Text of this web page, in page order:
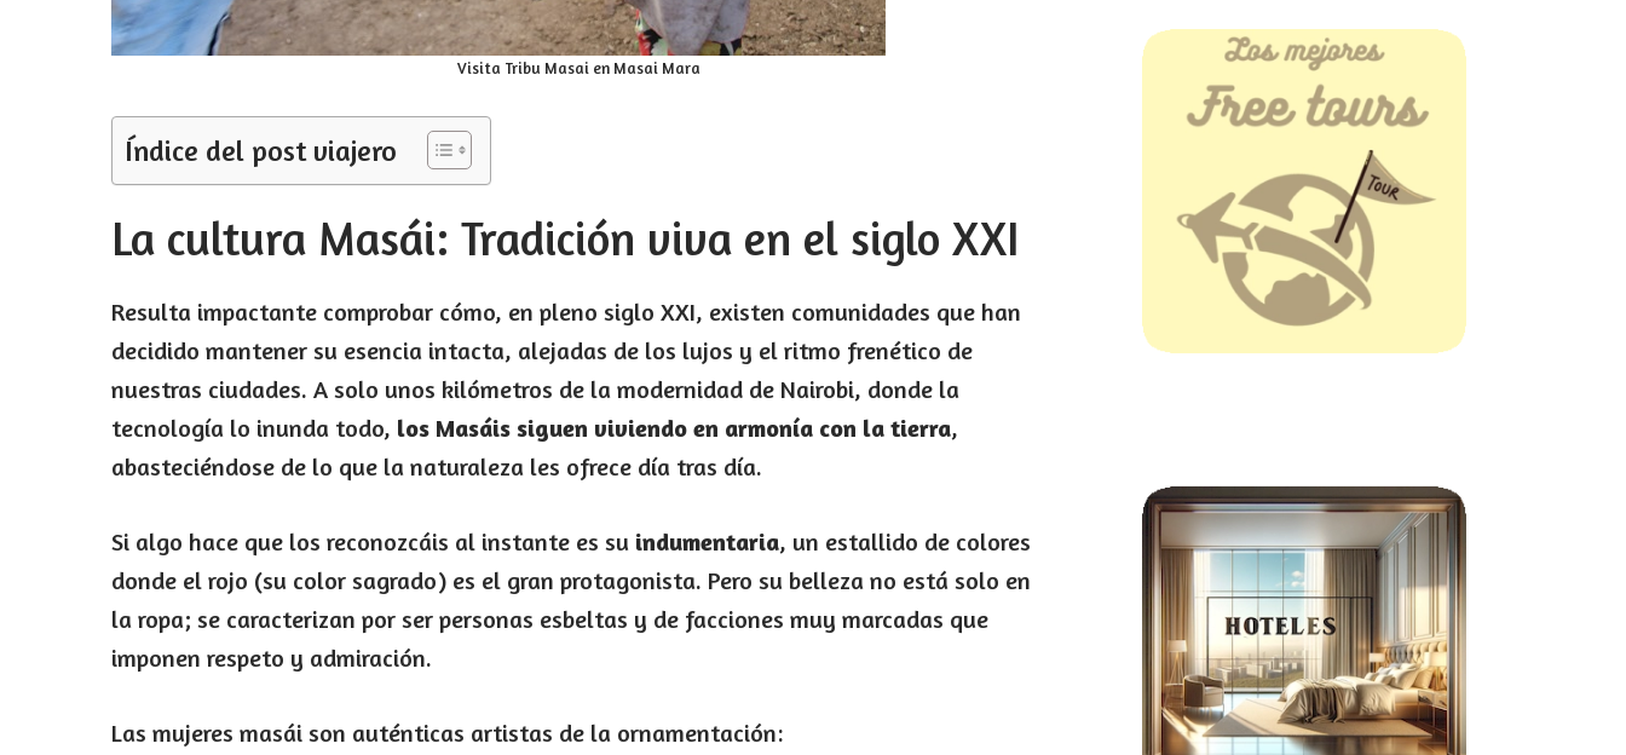
Visita Tribu Masai en Masai Mara
Índice del post viajero
La cultura Masái: Tradición viva en el siglo XXI
Resulta impactante comprobar cómo, en pleno siglo XXI, existen comunidades que han
decidido mantener su esencia intacta, alejadas de los lujos y el ritmo frenético de
nuestras ciudades. A solo unos kilómetros de la modernidad de Nairobi, donde la
tecnología lo inunda todo, los Masáis siguen viviendo en armonía con la tierra,
abasteciéndose de lo que la naturaleza les ofrece día tras día.
Si algo hace que los reconozcáis al instante es su indumentaria, un estallido de colores
donde el rojo (su color sagrado) es el gran protagonista. Pero su belleza no está solo en
la ropa; se caracterizan por ser personas esbeltas y de facciones muy marcadas que
imponen respeto y admiración.
Las mujeres masái son auténticas artistas de la ornamentación: